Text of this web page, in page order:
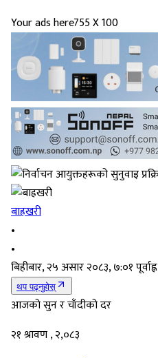
Your ads here755 X 100
बाह्रखरी
•
•
बिहीबार, २५ असार २०८३, ७:०१ पूर्वाह्न
थप पढ्नुहोस्
आजको सुन र चाँदीको दर
२१ श्रावण , २,०८३